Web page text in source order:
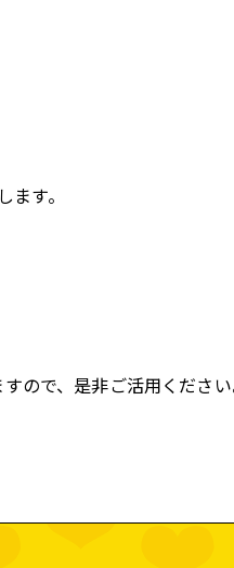
す。
ので、是非ご活用ください